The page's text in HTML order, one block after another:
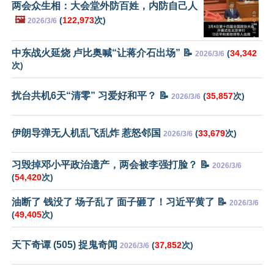
两会众生相：大会堂外防百姓，内防自己人
🖼️ 2026/3/6 (122,973次)
中东战火延烧 卢比奥喊“让蒋介石出场” 📝 2026/3/6 (34,342
次)
扰台共机6天“清零” 习爱好和平？ 📝 2026/3/6 (35,857次)
伊朗导弹无人机乱飞乱炸 惹怒邻国 2026/3/6 (33,679次)
习毁掉邓小平政治遗产，两会被李强打脸？ 📝 2026/3/6
(54,420次)
油断了 钱没了 场子乱了 面子砸了！习近平黄了 📝 2026/3/6
(49,405次)
天下奇谭 (505) 捉鬼奇闻 2026/3/6 (37,852次)